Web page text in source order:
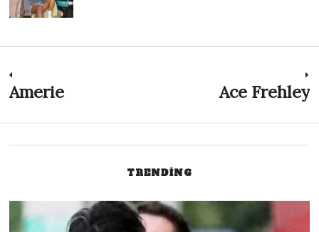
Post
navigation
Previous
Amerie Ace Frehley
TRENDING